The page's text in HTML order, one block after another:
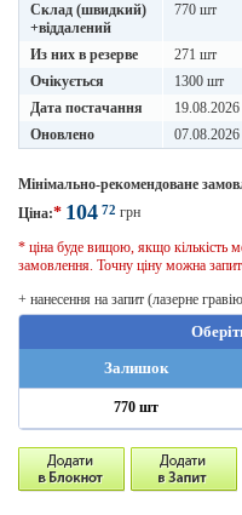
Склад (швидкий)
+віддалений
770 шт
Из них в резерве
271 шт
Очікується
1300 шт
Дата постачання
19.08.2026
Оновлено
Мінімально-рекомендоване
Ціна:* 104 72 грн
* ціна буде вищою, якщо кількість
замовлення. Точну ціну можна
+ нанесення на запит (лазерне
Залишок
770 шт